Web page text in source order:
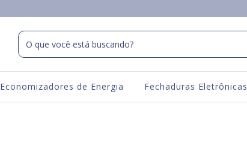
Economizadores de Energia Fechaduras Eletrônicas